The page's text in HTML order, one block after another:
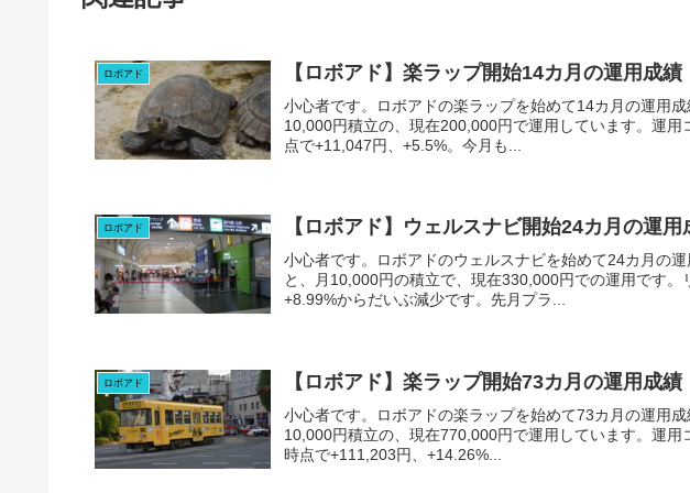
ロボアド 【ロボアド】楽ラップ開始14カ月の運用成績
小心者です。ロボアドの楽ラップを始めて14カ月の運用
10,000円積立の、現在200,000円で運用しています。運
点で+11,047円、+5.5%。今月も...
ロボアド 【ロボアド】ウェルスナビ開始24カ月の運用
小心者です。ロボアドのウェルスナビを始めて24カ月の
と、月10,000円の積立で、現在330,000円での運用です。
+8.99%からだいぶ減少です。先月プラ...
ロボアド 【ロボアド】楽ラップ開始73カ月の運用成績
小心者です。ロボアドの楽ラップを始めて73カ月の運用
10,000円積立の、現在770,000円で運用しています。運
時点で+111,203円、+14.26%...